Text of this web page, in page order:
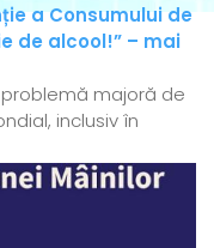
a Consumului de
de alcool!” – mai
majoră de
inclusiv în